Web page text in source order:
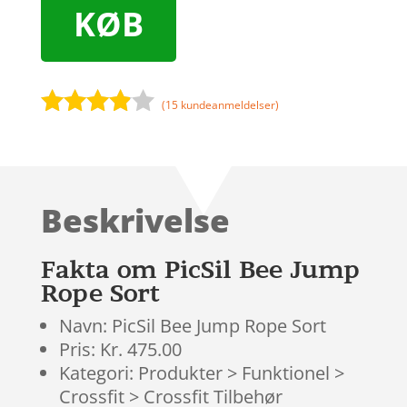
KØB
på
ømmels
er
(15 kundeanmeldelser)
Beskrivelse
Fakta om PicSil Bee Jump
Rope Sort
Navn: PicSil Bee Jump Rope Sort
Pris: Kr. 475.00
Kategori: Produkter > Funktionel >
Crossfit > Crossfit Tilbehør